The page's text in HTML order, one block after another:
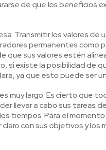
de que los beneficios
Transmitir los valores de
permanentes como
sus valores estén
si existe la posibilidad de
ya que esto puede ser
muy largo. Es cierto que
llevar a cabo sus tareas
tiempos. Para el
con sus objetivos y los